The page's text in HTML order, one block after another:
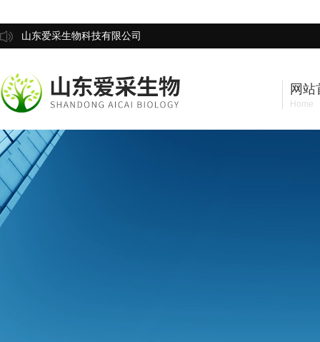
山东爱采生物科技有限公司
网站
Home